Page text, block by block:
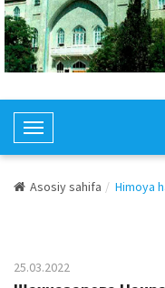
T
o
g
N
a
Asosiy sahifa Himoya
25.03.2022